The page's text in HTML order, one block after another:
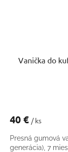
Vanička do
40 € / ks
Presná gumová
generácia), 7